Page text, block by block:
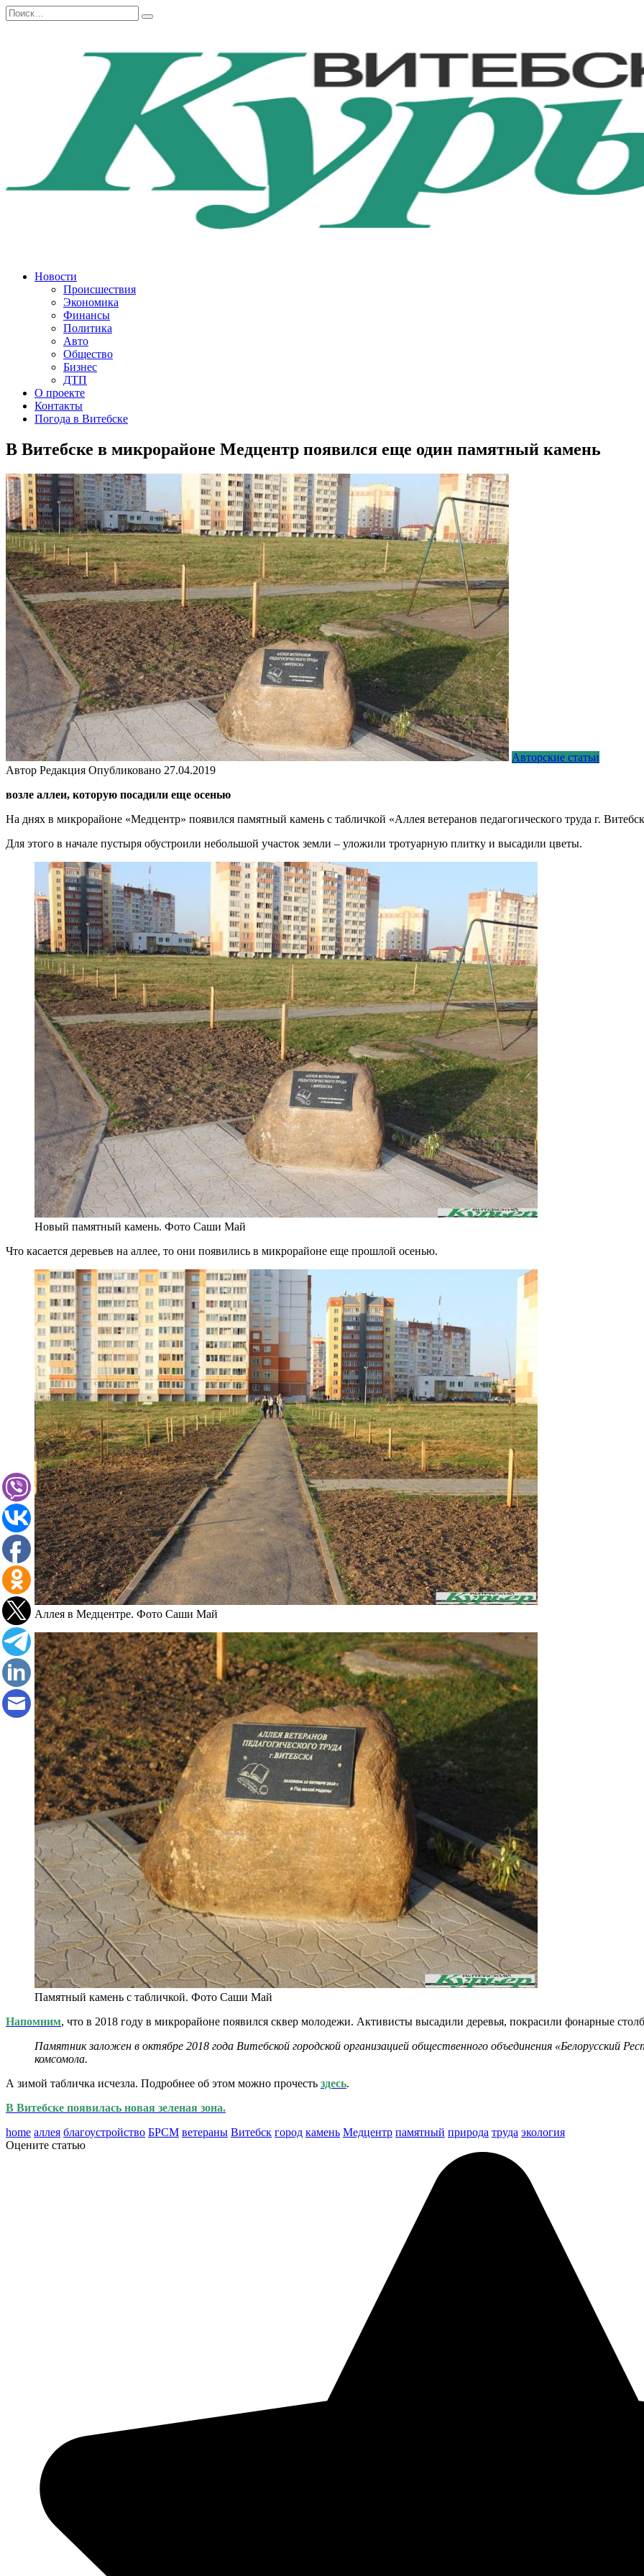
Перейти
к
Search
for:
Новости
Происшествия
Экономика
Финансы
Политика
Авто
Общество
Бизнес
ДТП
О проекте
Контакты
Погода в Витебске
В Витебске в микрорайоне Медцентр появился еще один памятный камень
Авторские статьи
Автор Редакция Опубликовано 27.04.2019
возле аллеи, которую посадили еще осенью
На днях в микрорайоне «Медцентр» появился памятный камень с табличкой «Аллея ветеранов педагогического труда г.
Для этого в начале пустыря обустроили небольшой участок земли – уложили тротуарную плитку и высадили цветы.
Новый памятный камень. Фото Саши Май
Что касается деревьев на аллее, то они появились в микрорайоне еще прошлой осенью.
Аллея в Медцентре. Фото Саши Май
Памятный камень с табличкой. Фото Саши Май
Напомним, что в 2018 году в микрорайоне появился сквер молодежи. Активисты высадили деревья, покрасили фонарные
Памятник заложен в октябре 2018 года Витебской городской организацией общественного объединения «Белорусский
комсомола.
А зимой табличка исчезла. Подробнее об этом можно прочесть здесь.
В Витебске появилась новая зеленая зона.
home аллея благоустройство БРСМ ветераны Витебск город камень Медцентр памятный природа труда экология
Оцените статью